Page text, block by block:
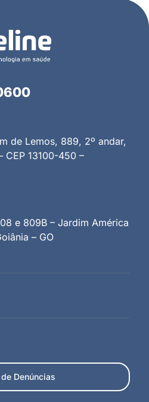
de Lemos, 889, 2º andar,
CEP 13100-450 –
e 809B – Jardim América
– GO
Denúncias